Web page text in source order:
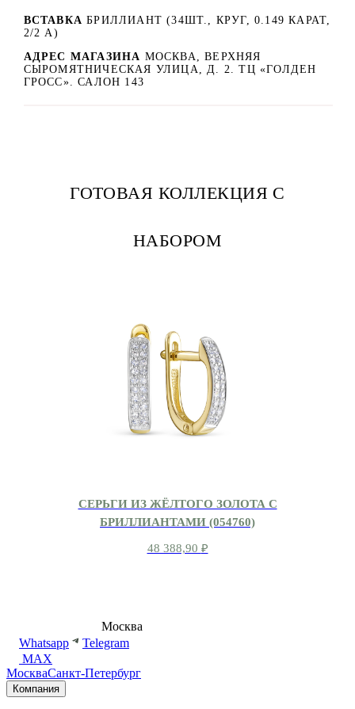
ВСТАВКА БРИЛЛИАНТ (34ШТ., КРУГ, 0.149 КАРАТ,
2/2 А)
АДРЕС МАГАЗИНА МОСКВА, ВЕРХНЯЯ
СЫРОМЯТНИЧЕСКАЯ УЛИЦА, Д. 2. ТЦ «ГОЛДЕН
ГРОСС». САЛОН 143
ГОТОВАЯ КОЛЛЕКЦИЯ С
НАБОРОМ
СЕРЬГИ ИЗ ЖЁЛТОГО ЗОЛОТА С
БРИЛЛИАНТАМИ (054760)
48 388,90 ₽
Москва
Whatsapp
Telegram
MAX
МоскваСанкт-Петербург
Компания